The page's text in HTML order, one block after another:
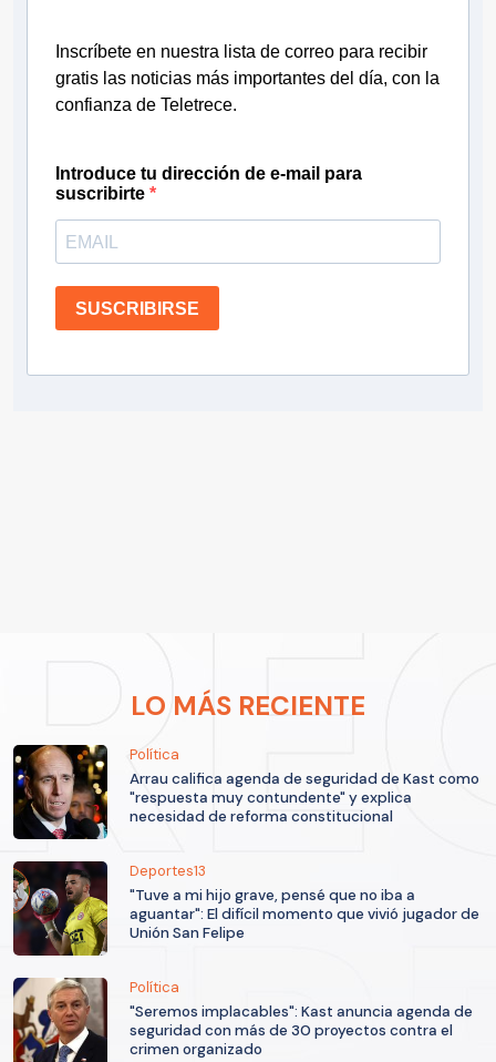
Inscríbete en nuestra lista de correo para recibir
gratis las noticias más importantes del día, con la
confianza de Teletrece.
Introduce tu dirección de e-mail para
suscribirte
SUSCRIBIRSE
LO MÁS RECIENTE
Política
Arrau califica agenda de seguridad de Kast como
"respuesta muy contundente" y explica
necesidad de reforma constitucional
Deportes13
"Tuve a mi hijo grave, pensé que no iba a
aguantar": El difícil momento que vivió jugador de
Unión San Felipe
Política
"Seremos implacables": Kast anuncia agenda de
seguridad con más de 30 proyectos contra el
crimen organizado